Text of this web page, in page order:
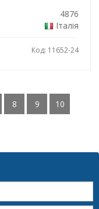
4876
Італія
Код: 11652-24
8 9 10